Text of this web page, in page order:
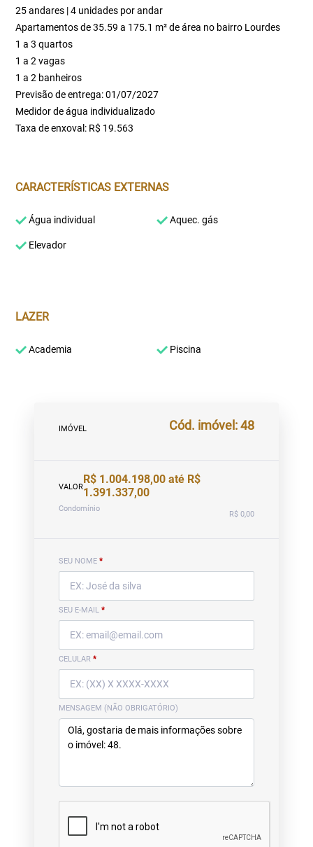
25 andares | 4 unidades por andar
Apartamentos de 35.59 a 175.1 m² de área no bairro Lourdes
1 a 3 quartos
1 a 2 vagas
1 a 2 banheiros
Previsão de entrega: 01/07/2027
Medidor de água individualizado
Taxa de enxoval: R$ 19.563
CARACTERÍSTICAS EXTERNAS
Água individual Aquec. gás
Elevador
LAZER
Academia Piscina
IMÓVEL Cód. imóvel: 48
VALOR
R$ 1.004.198,00 até R$
1.391.337,00
Condomínio
R$ 0,00
SEU NOME *
SEU E-MAIL *
CELULAR *
MENSAGEM (NÃO OBRIGATÓRIO)